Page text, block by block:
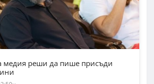
медия реши да пише присъди